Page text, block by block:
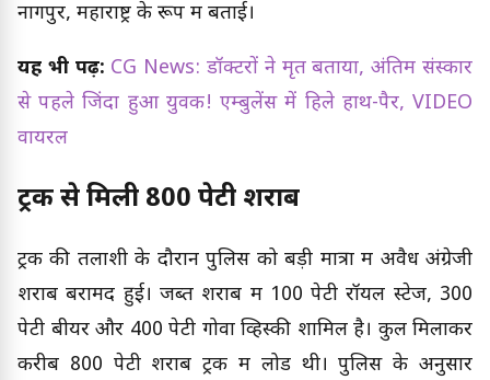
नागपुर, महाराष्ट्र के रूप में बताई।
यह भी पढ़ें: CG News: डॉक्टरों ने मृत बताया, अंतिम संस्कार
से पहले जिंदा हुआ युवक! एम्बुलेंस में हिले हाथ-पैर, VIDEO
वायरल
ट्रक से मिली 800 पेटी शराब
ट्रक की तलाशी के दौरान पुलिस को बड़ी मात्रा में अवैध अंग्रेजी
शराब बरामद हुई। जब्त शराब में 100 पेटी रॉयल स्टेज, 300
पेटी बीयर और 400 पेटी गोवा व्हिस्की शामिल है। कुल मिलाकर
करीब 800 पेटी शराब ट्रक में लोड थी। पुलिस के अनुसार